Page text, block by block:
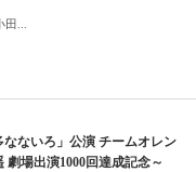
...
なないろ」公演 チームオレン
場出演1000回達成記念～